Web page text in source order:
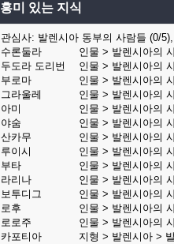
흥미 있는 지식
관심사: 발렌시아 동부의 사람들 (0/
수론둘라
인물 > 발렌시아의
두도라 도리번
인물 > 발렌시아의
부로마
인물 > 발렌시아의
그라울레
인물 > 발렌시아의
아미
인물 > 발렌시아의
야숨
인물 > 발렌시아의
산카무
인물 > 발렌시아의
루이시
인물 > 발렌시아의
부타
인물 > 발렌시아의
라리나
인물 > 발렌시아의
보투디그
인물 > 발렌시아의
로후
인물 > 발렌시아의
로로주
인물 > 발렌시아의
카포티아
지형 > 발렌시아 >